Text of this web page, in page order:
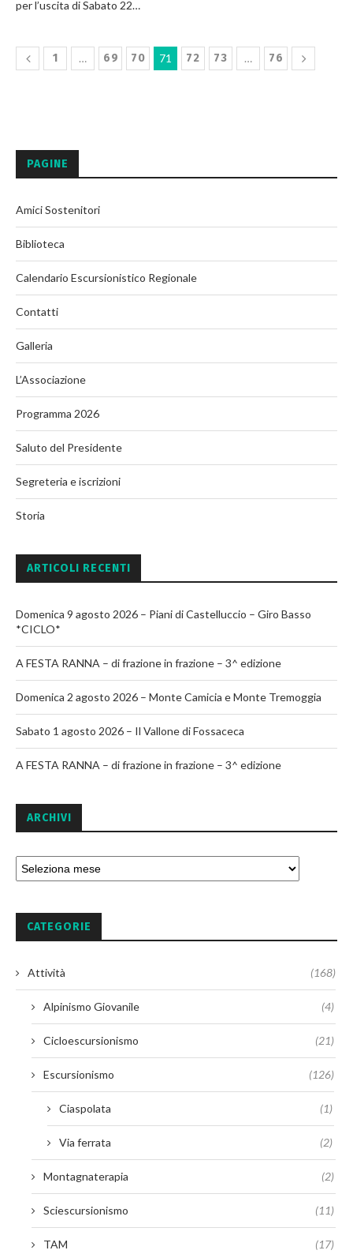
per l’uscita di Sabato 22…
1 … 69 70 71 72 73 … 76
PAGINE
Amici Sostenitori
Biblioteca
Calendario Escursionistico Regionale
Contatti
Galleria
L’Associazione
Programma 2026
Saluto del Presidente
Segreteria e iscrizioni
Storia
ARTICOLI RECENTI
Domenica 9 agosto 2026 – Piani di Castelluccio – Giro Basso
*CICLO*
A FESTA RANNA – di frazione in frazione – 3^ edizione
Domenica 2 agosto 2026 – Monte Camicia e Monte Tremoggia
Sabato 1 agosto 2026 – Il Vallone di Fossaceca
A FESTA RANNA – di frazione in frazione – 3^ edizione
ARCHIVI
CATEGORIE
Attività (168)
Alpinismo Giovanile (4)
Cicloescursionismo (21)
Escursionismo (126)
Ciaspolata (1)
Via ferrata (2)
Montagnaterapia (2)
Sciescursionismo (11)
TAM (17)